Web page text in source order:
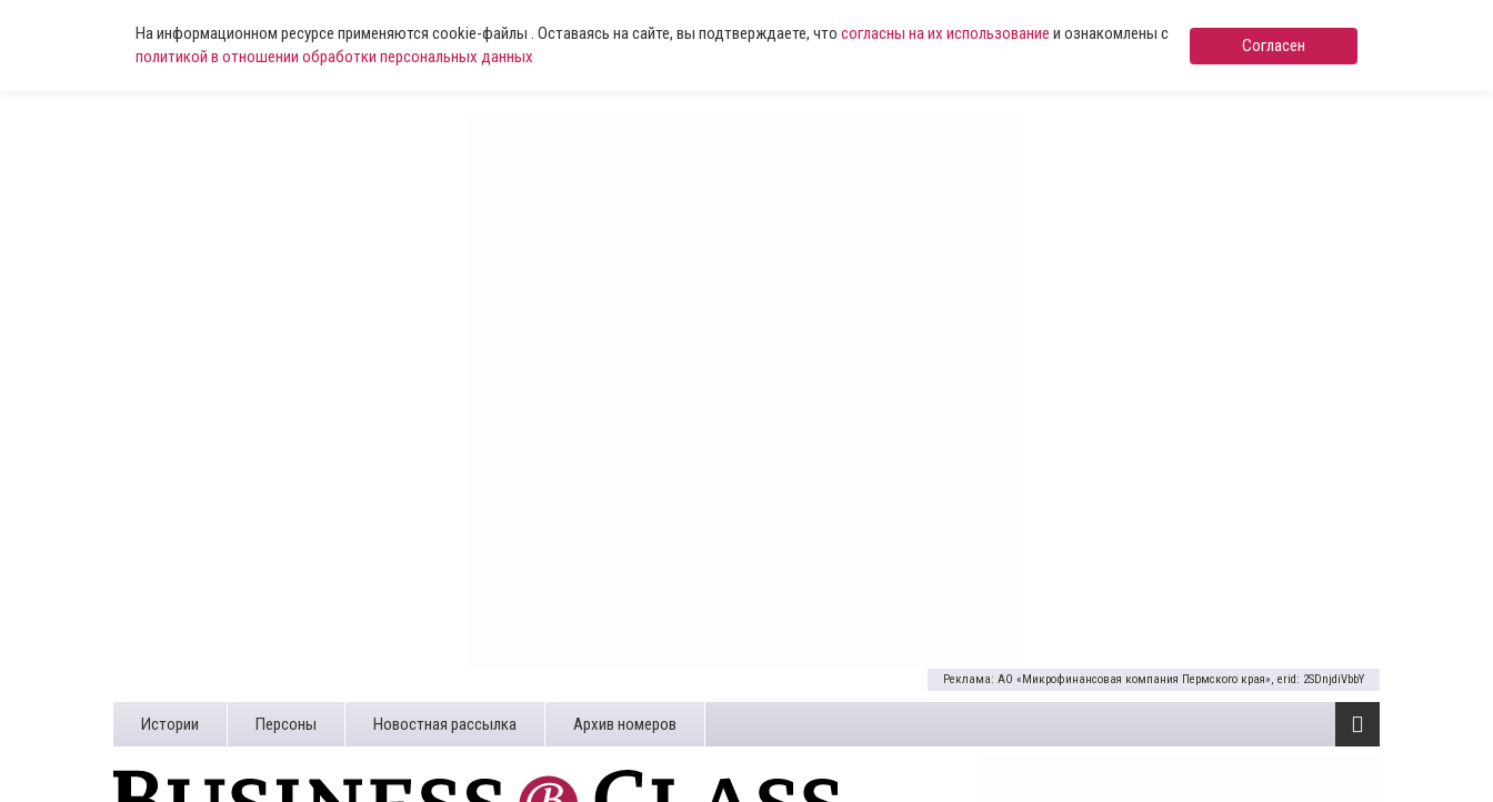
На информационном ресурсе применяются cookie-файлы . Оставаясь на сайте, вы подтверждаете, что согласны на их использование и ознакомлены с
политикой в отношении обработки персональных данных
Согласен
Реклама: АО «Микрофинансовая компания Пермского края», erid: 2SDnjdiVbbY
Истории Персоны Новостная рассылка Архив номеров